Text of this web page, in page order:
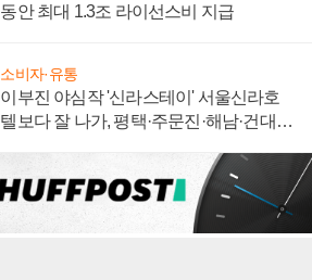
동안 최대 1.3조 라이선스비 지급
소비자·유통
이부진 야심작 '신라스테이' 서울신라호
텔보다 잘 나가, 평택·주문진·해남·건대로